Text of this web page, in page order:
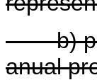
b)
anual